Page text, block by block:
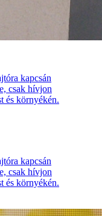
kapcsán
csak hívjon
és környékén.
kapcsán
csak hívjon
és környékén.